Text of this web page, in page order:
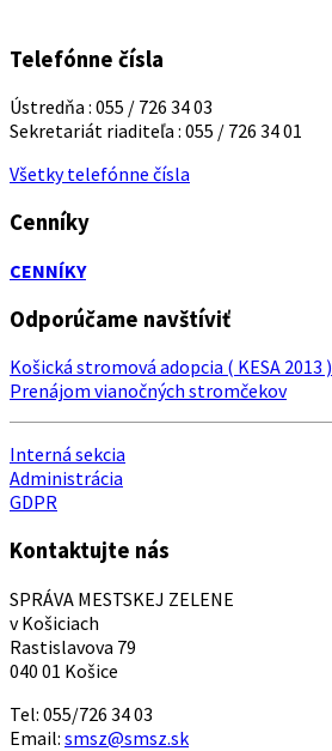
Telefónne čísla
Ústredňa : 055 / 726 34 03
Sekretariát riaditeľa : 055 / 726 34 01
Všetky telefónne čísla
Cenníky
CENNÍKY
Odporúčame navštíviť
Košická stromová adopcia ( KESA 2013 )
Prenájom vianočných stromčekov
Interná sekcia
Administrácia
GDPR
Kontaktujte nás
SPRÁVA MESTSKEJ ZELENE
v Košiciach
Rastislavova 79
040 01 Košice
Tel: 055/726 34 03
Email: smsz@smsz.sk